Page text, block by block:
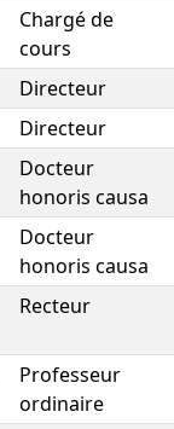
Chargé de
cours
Directeur
Directeur
Docteur
honoris causa
Docteur
honoris causa
Recteur
Professeur
ordinaire